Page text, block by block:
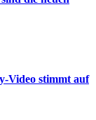
Video stimmt auf